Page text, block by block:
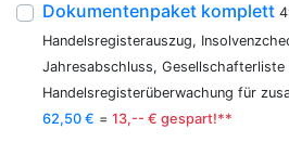
Dokumentenpaket komplett
Handelsregisterauszug,
Jahresabschluss, Gesellschafterliste
Handelsregisterüberwachung für
62,50 € = 13,-- € gespart!**